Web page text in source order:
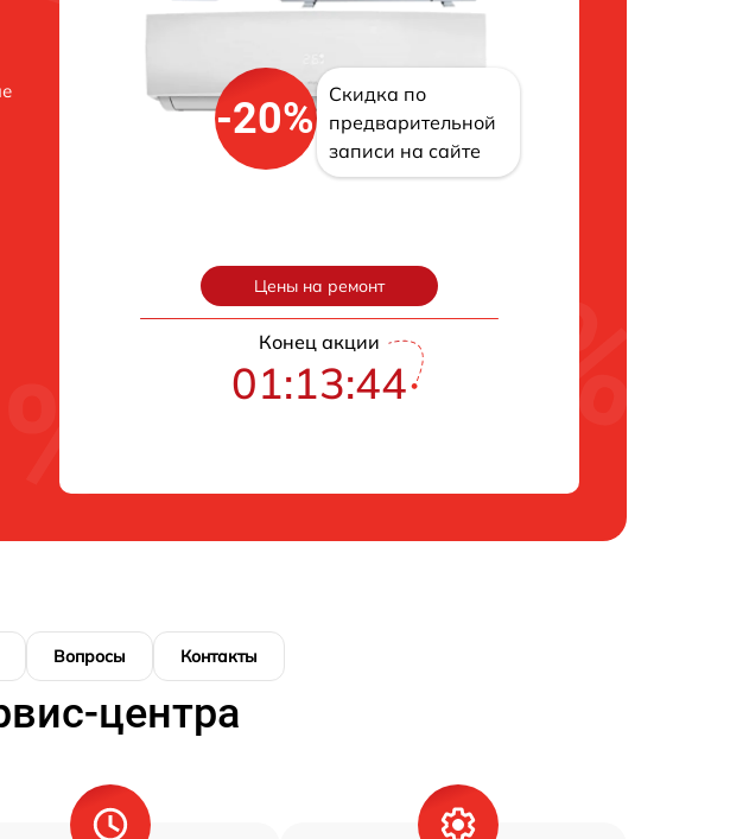
-20%
Скидка по
предварительной
записи на сайте
Цены на ремонт
Конец акции
01:13:43
Вопросы Контакты
центра